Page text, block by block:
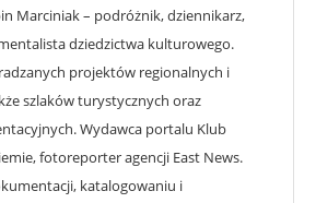
Marciniak – podróżnik, dziennikarz,
dziedzictwa kulturowego.
projektów regionalnych i
szlaków turystycznych oraz
Wydawca portalu Klub
fotoreporter agencji East News.
katalogowaniu i